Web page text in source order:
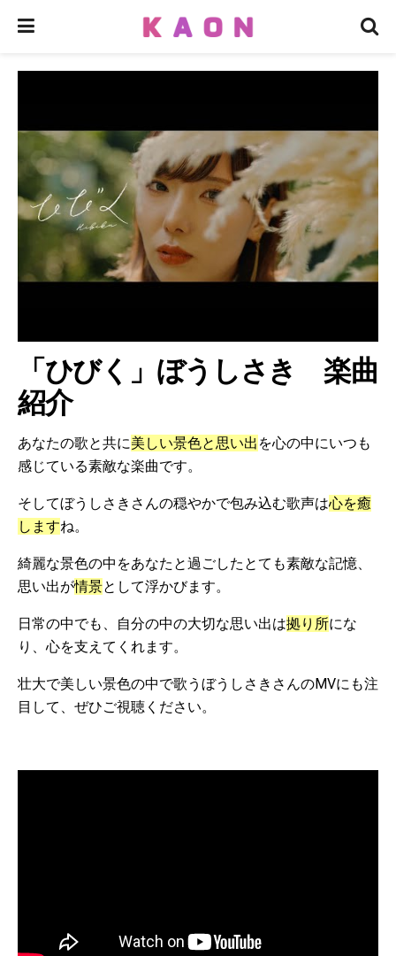
「ひびく」ぼうしさき 楽曲
紹介
あなたの歌と共に美しい景色と思い出 を心の中にいつも
感じている素敵な楽曲です。
そしてぼうしさきさんの穏やかで包み込む歌声は心を癒
しますね。
綺麗な景色の中をあなたと過ごしたとても素敵な記憶、
思い出が情景として浮かびます。
日常の中でも、自分の中の大切な思い出は拠り所にな
り、心を支えてくれます。
壮大で美しい景色の中で歌うぼうしさきさんのMVにも注
目して、ぜひご視聴ください。